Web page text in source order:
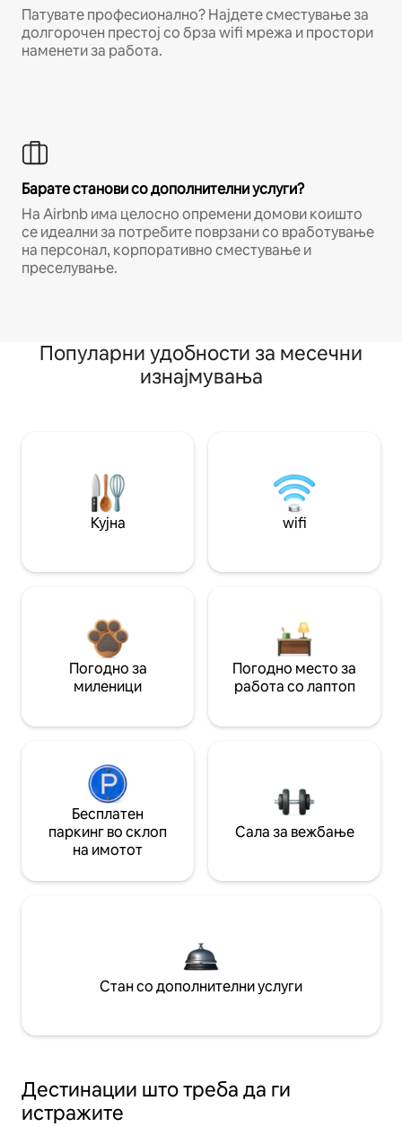
Патувате професионално? Најдете сместување за
долгорочен престој со брза wifi мрежа и простори
наменети за работа.
Барате станови со дополнителни услуги?
На Airbnb има целосно опремени домови коишто
се идеални за потребите поврзани со вработување
на персонал, корпоративно сместување и
преселување.
Популарни удобности за месечни
изнајмувања
Кујна wifi
Погодно за
миленици
Погодно место за
работа со лаптоп
Бесплатен
паркинг во склоп
на имотот
Сала за вежбање
Стан со дополнителни услуги
Дестинации што треба да ги
истражите